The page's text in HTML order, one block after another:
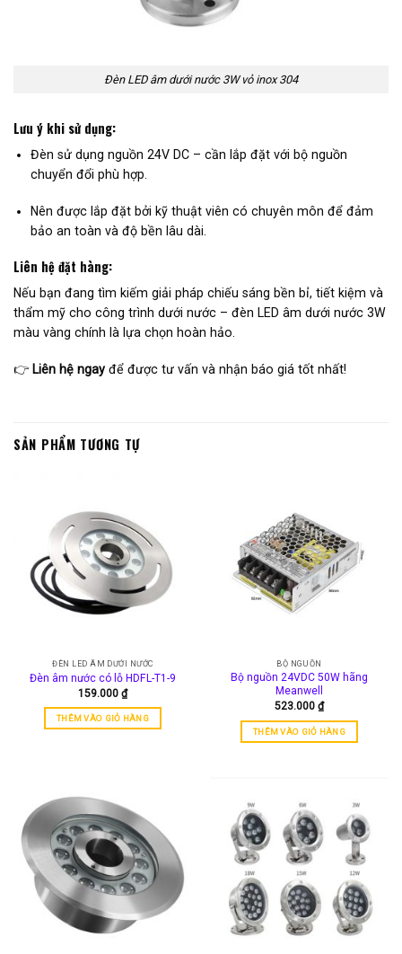
Đèn LED âm dưới nước 3W vỏ inox 304
Lưu ý khi sử dụng:
Đèn sử dụng nguồn 24V DC – cần lắp đặt với bộ nguồn
chuyển đổi phù hợp.
Nên được lắp đặt bởi kỹ thuật viên có chuyên môn để đảm
bảo an toàn và độ bền lâu dài.
Liên hệ đặt hàng:
Nếu bạn đang tìm kiếm giải pháp chiếu sáng bền bỉ, tiết kiệm và
thẩm mỹ cho công trình dưới nước – đèn LED âm dưới nước 3W
màu vàng chính là lựa chọn hoàn hảo.
👉 Liên hệ ngay để được tư vấn và nhận báo giá tốt nhất!
SẢN PHẨM TƯƠNG TỰ
ĐÈN LED ÂM DƯỚI NƯỚC
Đèn âm nước có lỗ HDFL-T1-9
159.000 ₫
THÊM VÀO GIỎ HÀNG
BỘ NGUỒN
Bộ nguồn 24VDC 50W hãng
Meanwell
523.000 ₫
THÊM VÀO GIỎ HÀNG